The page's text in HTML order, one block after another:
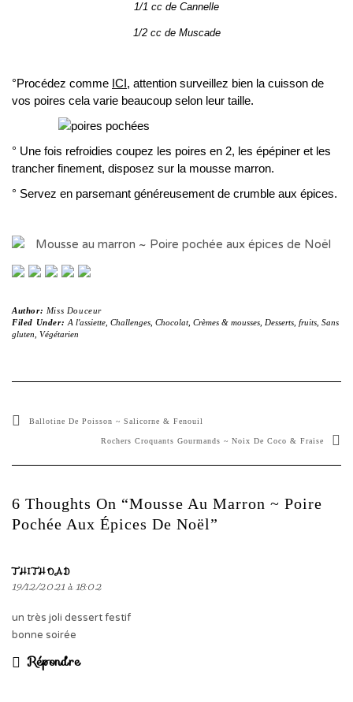
1/1 cc de Cannelle
1/2 cc de Muscade
°Procédez comme ICI, attention surveillez bien la cuisson de
vos poires cela varie beaucoup selon leur taille.
° Une fois refroidies coupez les poires en 2, les épépiner et les
trancher finement, disposez sur la mousse marron.
° Servez en parsemant généreusement de crumble aux épices.
Author: Miss Douceur
Filed Under: A l'assiette, Challenges, Chocolat, Crèmes & mousses, Desserts, fruits, Sans
gluten Végétarien
Ballotine De Poisson ~ Salicorne & Fenouil
Rochers Croquants Gourmands ~ Noix De Coco & Fraise
6 Thoughts On “Mousse Au Marron ~ Poire
Pochée Aux Épices De Noël”
THITHOAD
19/12/2021 à 18:02
un très joli dessert festif
bonne soirée
Répondre